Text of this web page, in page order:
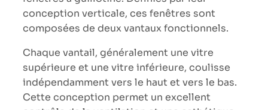
conception verticale, ces fenêtres sont
composées de deux vantaux fonctionnels.
Chaque vantail, généralement une vitre
supérieure et une vitre inférieure, coulisse
indépendamment vers le haut et vers le bas.
Cette conception permet un excellent